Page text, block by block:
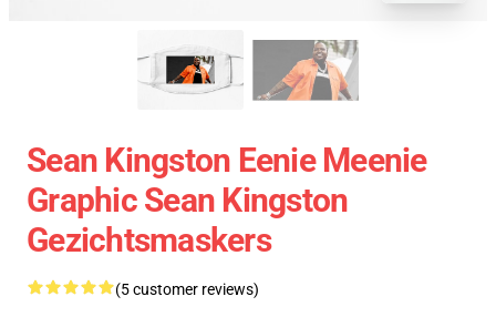
Sean Kingston Eenie Meenie
Graphic Sean Kingston
Gezichtsmaskers
(5 customer reviews)